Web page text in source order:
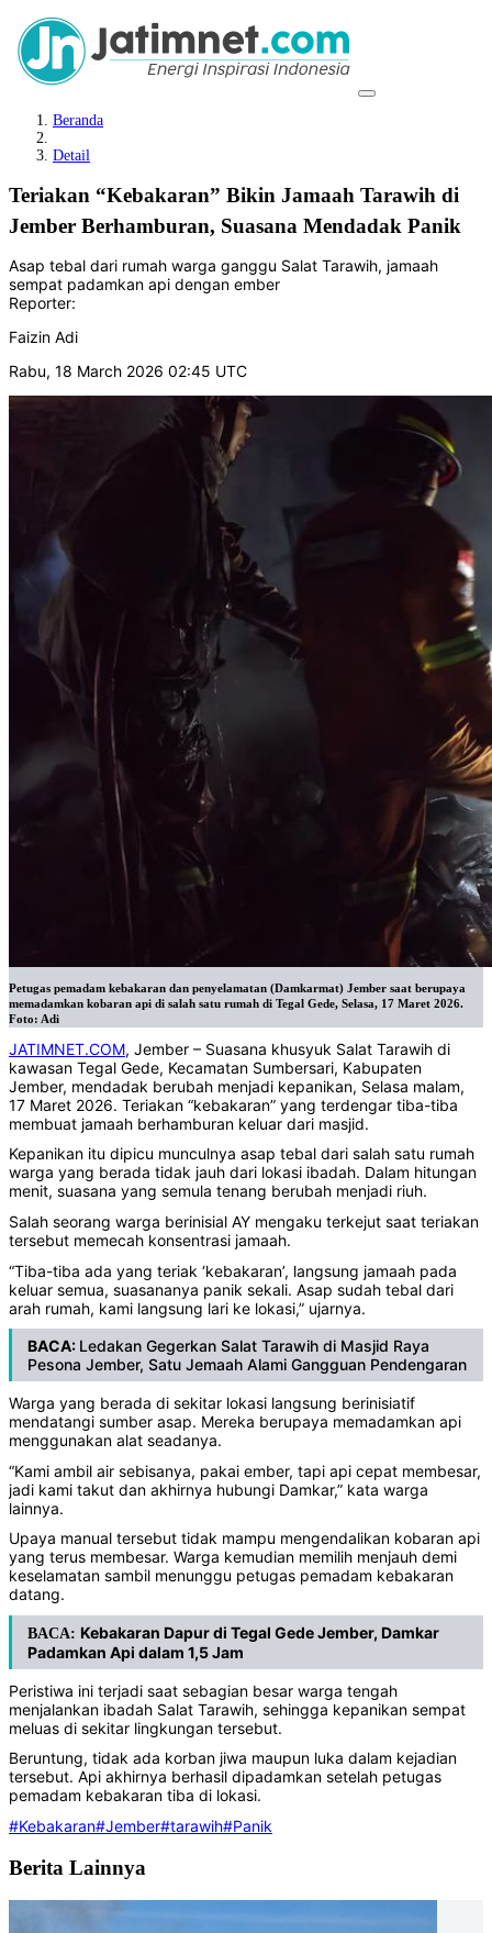
Beranda
Detail
Teriakan “Kebakaran” Bikin Jamaah Tarawih di
Jember Berhamburan, Suasana Mendadak Panik
Asap tebal dari rumah warga ganggu Salat Tarawih, jamaah
sempat padamkan api dengan ember
Reporter:
Faizin Adi
Rabu, 18 March 2026 02:45 UTC
Petugas pemadam kebakaran dan penyelamatan (Damkarmat) Jember saat berupaya
memadamkan kobaran api di salah satu rumah di Tegal Gede, Selasa, 17 Maret 2026.
Foto: Adi
JATIMNET.COM, Jember – Suasana khusyuk Salat Tarawih di
kawasan Tegal Gede, Kecamatan Sumbersari, Kabupaten
Jember, mendadak berubah menjadi kepanikan, Selasa malam,
17 Maret 2026. Teriakan “kebakaran” yang terdengar tiba-tiba
membuat jamaah berhamburan keluar dari masjid.
Kepanikan itu dipicu munculnya asap tebal dari salah satu rumah
warga yang berada tidak jauh dari lokasi ibadah. Dalam hitungan
menit, suasana yang semula tenang berubah menjadi riuh.
Salah seorang warga berinisial AY mengaku terkejut saat teriakan
tersebut memecah konsentrasi jamaah.
“Tiba-tiba ada yang teriak ‘kebakaran’, langsung jamaah pada
keluar semua, suasananya panik sekali. Asap sudah tebal dari
arah rumah, kami langsung lari ke lokasi,” ujarnya.
BACA: Ledakan Gegerkan Salat Tarawih di Masjid Raya
Pesona Jember, Satu Jemaah Alami Gangguan Pendengaran
Warga yang berada di sekitar lokasi langsung berinisiatif
mendatangi sumber asap. Mereka berupaya memadamkan api
menggunakan alat seadanya.
“Kami ambil air sebisanya, pakai ember, tapi api cepat membesar,
jadi kami takut dan akhirnya hubungi Damkar,” kata warga
lainnya.
Upaya manual tersebut tidak mampu mengendalikan kobaran api
yang terus membesar. Warga kemudian memilih menjauh demi
keselamatan sambil menunggu petugas pemadam kebakaran
datang.
BACA: ‎Kebakaran Dapur di Tegal Gede Jember, Damkar
Padamkan Api dalam 1,5 Jam
Peristiwa ini terjadi saat sebagian besar warga tengah
menjalankan ibadah Salat Tarawih, sehingga kepanikan sempat
meluas di sekitar lingkungan tersebut.
Beruntung, tidak ada korban jiwa maupun luka dalam kejadian
tersebut. Api akhirnya berhasil dipadamkan setelah petugas
pemadam kebakaran tiba di lokasi.
#Kebakaran#Jember#tarawih#Panik
Berita Lainnya